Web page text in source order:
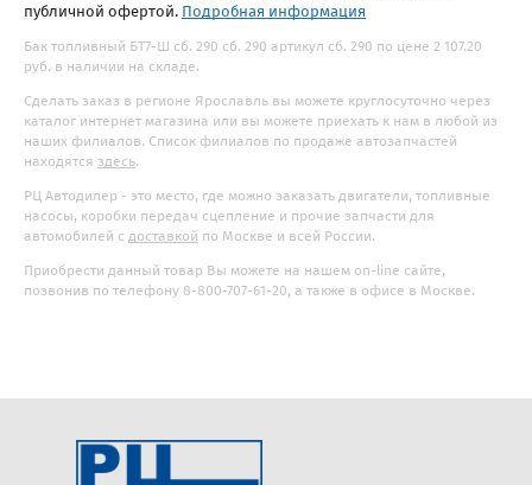
публичной офертой. Подробная информация
Бак топливный БТ7-Ш сб. 290 сб. 290 артикул сб. 290 по цене 2 107.20
руб. в наличии на складе.
Сделать заказ в регионе Ярославль вы можете круглосуточно через
каталог интернет магазина или вы можете приехать к нам в любой из
наших филиалов. Список филиалов по продаже автозапчастей
находятся здесь.
РЦ Автодилер - это место, где можно заказать двигатели, топливные
насосы, коробки передач сцепление и прочие запчасти для
автомобилей с доставкой по Москве и всей России.
Приобрести данный товар Вы можете на нашем on-line сайте,
позвонив по телефону 8-800-707-61-20, а также в офисе в Москве.